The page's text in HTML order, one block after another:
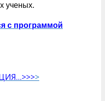
ученых.
с программой
>